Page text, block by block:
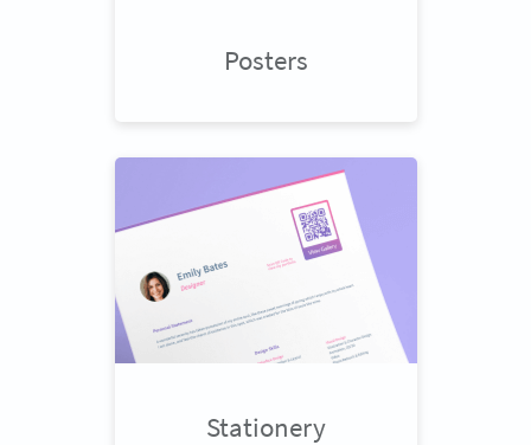
Posters
Stationery